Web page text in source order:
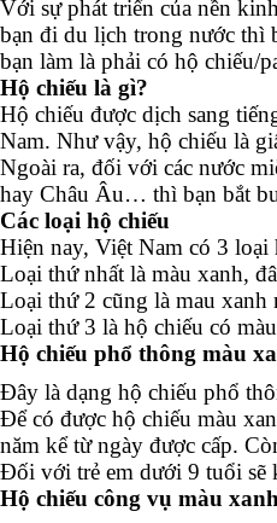
Với sự phát triển của nền
bạn đi du lịch trong nước thì
bạn làm là phải có hộ chiếu/
Hộ chiếu là gì?
Hộ chiếu được dịch sang
Nam. Như vậy, hộ chiếu là
Ngoài ra, đối với các nước
hay Châu Âu… thì bạn bắt
Các loại hộ chiếu
Hiện nay, Việt Nam có 3 loại
Loại thứ nhất là màu xanh,
Loại thứ 2 cũng là mau xanh
Loại thứ 3 là hộ chiếu có
Hộ chiếu phổ thông màu
Đây là dạng hộ chiếu phổ
Để có được hộ chiếu màu
năm kể từ ngày được cấp.
Đối với trẻ em dưới 9 tuổi sẽ
Hộ chiếu công vụ màu